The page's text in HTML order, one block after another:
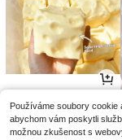
5.82€
Používáme soubory cookie
abychom vám poskytli
možnou zkušenost s